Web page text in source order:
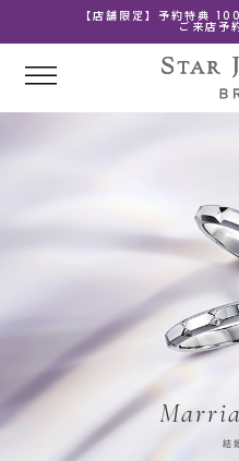
【店舗限定】予約特典
ご来店予
結